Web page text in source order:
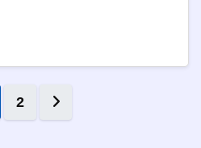
stranica
2